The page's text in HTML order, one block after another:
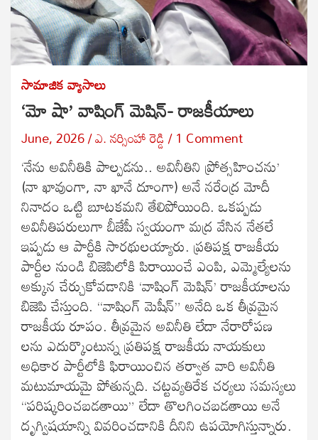
సామాజిక వ్యాసాలు
‘మో షా’ వాషింగ్ మెషిన్- రాజకీయాలు
June, 2026 ఎ. నర్సింహా రెడ్డి 1 Comment
‘నేను అవినీతికి పాల్పడను.. అవినీతిని ప్రోత్సహించను’
(నా ఖావుంగా, నా ఖానే దూంగా) అనే నరేంద్ర మోదీ
నినాదం ఒట్టి బూట‌క‌మ‌ని తేలిపోయింది. ఒకప్పడు
అవినీతిపరులుగా బీజేపీ స్వయంగా మద్ర వేసిన నేతలే
ఇప్పడు ఆ పార్టీకి సారథులయ్యారు. ప్రతిపక్ష రాజకీయ
పార్టీల నుండి బిజెపిలోకి పిరాయించే ఎంపి, ఎమ్మెల్యేలను
అక్కున చేర్చుకోవ‌డానికి ‘వాషింగ్ మెషిన్‌’ రాజకీయాలను
బిజెపి చేస్తుంది. “వాషింగ్ మెషీన్” అనేది ఒక తీవ్రమైన
రాజకీయ రూపం. తీవ్రమైన అవినీతి లేదా నేరారోపణ
లను ఎదుర్కొంటున్న ప్రతిపక్ష రాజకీయ నాయకులు
అధికార పార్టీలోకి ఫిరాయించిన తర్వాత వారి అవినీతి
మ‌టుమాయ‌మై పోతున్న‌ది. చ‌ట్ట‌వ్య‌తిరేక చ‌ర్య‌లు సమస్యలు
“పరిష్కరించబడతాయి” లేదా తొలగించబడతాయి అనే
దృగ్విషయాన్ని వివరించడానికి దీనిని ఉపయోగిస్తున్నారు.